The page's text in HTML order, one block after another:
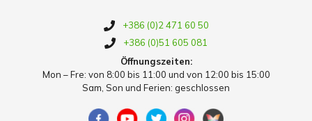
+386 (0)2 471 60 50
+386 (0)51 605 081
Öffnungszeiten:
Mon – Fre: von 8:00 bis 11:00 und von 12:00 bis 15:00
Sam, Son und Ferien: geschlossen